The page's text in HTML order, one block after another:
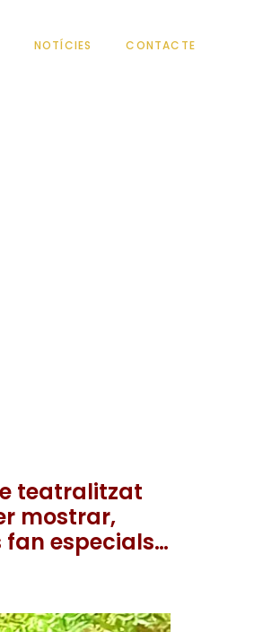
NOTÍCIES CONTACTE
teatralitzat
mostrar,
fan especials…